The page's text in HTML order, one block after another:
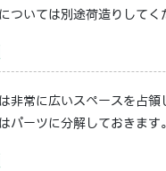
ついては別途荷造りしてく
非常に広いスペースを占領
パーツに分解しておきます。